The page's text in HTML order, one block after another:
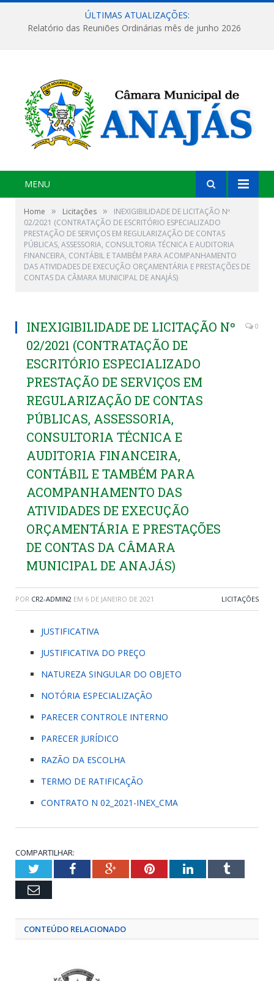
ÚLTIMAS ATUALIZAÇÕES:
Relatório das Reuniões Ordinárias mês de junho 2026
MENU
Home » Licitações »
INEXIGIBILIDADE DE LICITAÇÃO Nº
02/2021 (CONTRATAÇÃO DE ESCRITÓRIO ESPECIALIZADO
PRESTAÇÃO DE SERVIÇOS EM REGULARIZAÇÃO DE CONTAS
PÚBLICAS, ASSESSORIA, CONSULTORIA TÉCNICA E AUDITORIA
FINANCEIRA, CONTÁBIL E TAMBÉM PARA ACOMPANHAMENTO
DAS ATIVIDADES DE EXECUÇÃO ORÇAMENTÁRIA E PRESTAÇÕES DE
CONTAS DA CÂMARA MUNICIPAL DE ANAJÁS)
INEXIGIBILIDADE DE LICITAÇÃO Nº
02/2021 (CONTRATAÇÃO DE
ESCRITÓRIO ESPECIALIZADO
PRESTAÇÃO DE SERVIÇOS EM
REGULARIZAÇÃO DE CONTAS
PÚBLICAS, ASSESSORIA,
CONSULTORIA TÉCNICA E
AUDITORIA FINANCEIRA,
CONTÁBIL E TAMBÉM PARA
ACOMPANHAMENTO DAS
ATIVIDADES DE EXECUÇÃO
ORÇAMENTÁRIA E PRESTAÇÕES
DE CONTAS DA CÂMARA
MUNICIPAL DE ANAJÁS)
0
POR CR2-ADMIN2 EM 6 DE JANEIRO DE 2021 LICITAÇÕES
JUSTIFICATIVA
JUSTIFICATIVA DO PREÇO
NATUREZA SINGULAR DO OBJETO
NOTÓRIA ESPECIALIZAÇÃO
PARECER CONTROLE INTERNO
PARECER JURÍDICO
RAZÃO DA ESCOLHA
TERMO DE RATIFICAÇÃO
CONTRATO N 02_2021-INEX_CMA
COMPARTILHAR:
TwitterFacebookGoogle+PinterestLinkedInTumblr
Email
CONTEÚDO RELACIONADO